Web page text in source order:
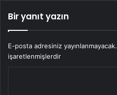
Bir yanıt yazın
E-posta adresiniz yayınlanmayacak.
işaretlenmişlerdir